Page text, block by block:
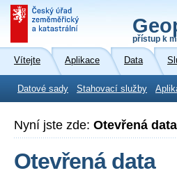
přístup k
Vítejte Aplikace Data
Datové sady Stahovací služby
Nyní jste zde: Otevřená data
Otevřená data